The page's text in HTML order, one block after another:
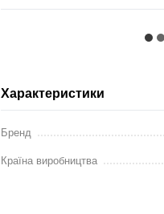
Характеристики
Бренд
Країна виробництва